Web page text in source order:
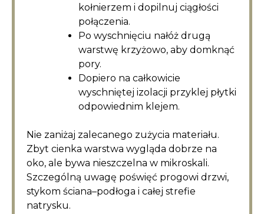
kołnierzem i dopilnuj ciągłości
połączenia.
Po wyschnięciu nałóż drugą
warstwę krzyżowo, aby domknąć
pory.
Dopiero na całkowicie
wyschniętej izolacji przyklej płytki
odpowiednim klejem.
Nie zaniżaj zalecanego zużycia materiału.
Zbyt cienka warstwa wygląda dobrze na
oko, ale bywa nieszczelna w mikroskali.
Szczególną uwagę poświęć progowi drzwi,
stykom ściana–podłoga i całej strefie
natrysku.